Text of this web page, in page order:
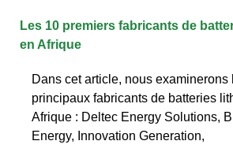
Les 10 premiers fabricants de
en Afrique
Dans cet article, nous examinerons
principaux fabricants de batteries
Afrique : Deltec Energy Solutions,
Energy, Innovation Generation,